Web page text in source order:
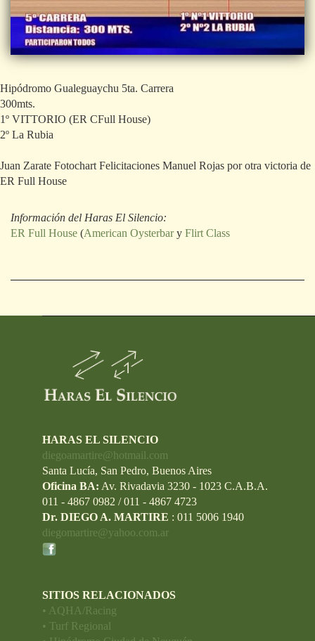
Hipódromo Gualeguaychu 5ta. Carrera
300mts.
1º VITTORIO (ER CFull House)
2º La Rubia
Juan Zarate Fotochart Felicitaciones Manuel Rojas por otra victoria de
ER Full House
Información del Haras El Silencio:
ER Full House (American Oysterbary Flirt Class
HARAS EL SILENCIO
diegoamartire@hotmail.com
Santa Lucía, San Pedro, Buenos Aires
Oficina BA: Av. Rivadavia 3230 - 1023 C.A.B.A.
011 - 4867 0982 / 011 - 4867 4723
Dr. DIEGO A. MARTIRE : 011 5006 1940
diegomartire@yahoo.com.ar
SITIOS RELACIONADOS
• AQHA/Racing
• Turf Regional